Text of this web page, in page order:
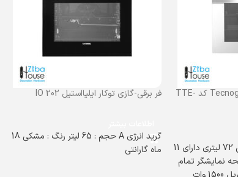
فر برقی توکار تکنوگس Tecnogas کد TTE-
ساخت ایتالیا فر تمام برقی 72 لیتری دارای 11
نمایشگر تمام
فر برقی-گازی توکار ایلیااستیل IO 202
گرید انرژی A حجم : 65 لیتر رنگ : مشکی 18
ماه گارانتی